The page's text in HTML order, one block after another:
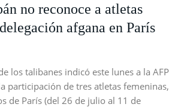
no reconoce a atletas
afgana en París
los talibanes indicó este lunes a la AFP
participación de tres atletas femeninas,
de París (del 26 de julio al 11 de